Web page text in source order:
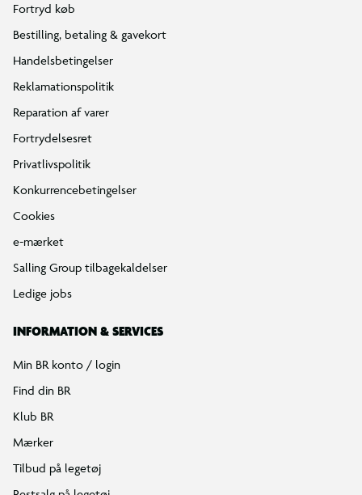
Fortryd køb
Bestilling, betaling & gavekort
Handelsbetingelser
Reklamationspolitik
Reparation af varer
Fortrydelsesret
Privatlivspolitik
Konkurrencebetingelser
Cookies
e-mærket
Salling Group tilbagekaldelser
Ledige jobs
INFORMATION & SERVICES
Min BR konto / login
Find din BR
Klub BR
Mærker
Tilbud på legetøj